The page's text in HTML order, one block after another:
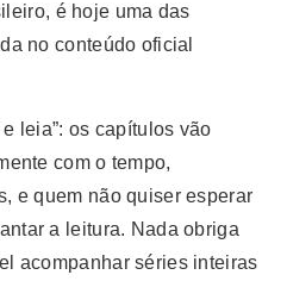
é hoje uma das
no conteúdo oficial
leia”: os capítulos vão
com o tempo,
e quem não quiser esperar
a leitura. Nada obriga
acompanhar séries inteiras